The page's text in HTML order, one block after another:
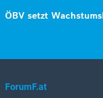
ÖBV setzt
ForumF.at